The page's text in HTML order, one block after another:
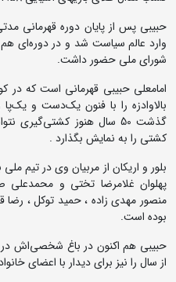
حبیبی پس از پایان دوره قهرمانی
وارد عالم سیاست شد و در دوره‌ای
شورای ملی حضور داشت.
امامعلی حبیبی قهرمانی است که در
بالاوادزه را با فنون یک‌دست و
گذشت 50 سال هنوز
کشتی را به نمایش بگذارد .
بلور و اریکان از مربیان وی در تیم
پهلوان غلامرضا تختی و محمدعلی
منصور مهدی زاده ، حمید توکل ، رضا
بوده است.
حبیبی هم اکنون در باغ شخصی‌اش در
از سال را نیز برای دیدار با اعضای